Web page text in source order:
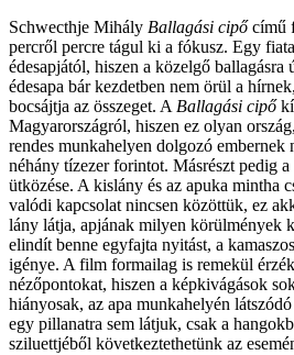
Schwecthje Mihály Ballagási cipőcímű
percről percre tágul ki a fókusz. Egy
édesapjától, hiszen a közelgő ballagásra
édesapa bár kezdetben nem örül a
bocsájtja az összeget. A Ballagási cipő
Magyarországról, hiszen ez olyan
rendes munkahelyen dolgozó embernek
néhány tízezer forintot. Másrészt pedig
ütközése. A kislány és az apuka mintha
valódi kapcsolat nincsen közöttük, ez
lány látja, apjának milyen körülmények
elindít benne egyfajta nyitást, a
igénye. A film formailag is remekül
nézőpontokat, hiszen a képkivágások
hiányosak, az apa munkahelyén
egy pillanatra sem látjuk, csak a
sziluettjéből következtethetünk az